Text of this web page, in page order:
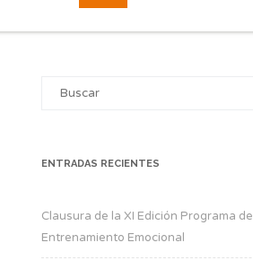
Search
ENTRADAS RECIENTES
Clausura de la XI Edición Programa de
Entrenamiento Emocional